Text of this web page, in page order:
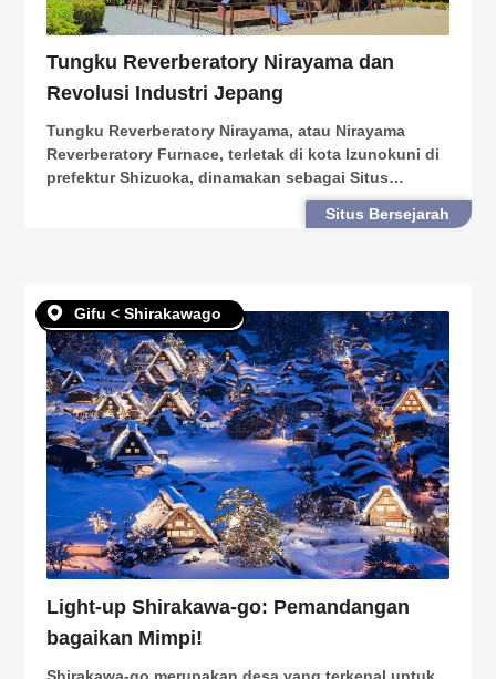
Tungku Reverberatory Nirayama dan
Revolusi Industri Jepang
Tungku Reverberatory Nirayama, atau Nirayama
Reverberatory Furnace, terletak di kota Izunokuni di
prefektur Shizuoka, dinamakan sebagai Situs
Warisan Dunia pada tahun 2015 sebagai salah satu
situs Revolusi Industri Meiji. Tungku ini bergunfsi
Situs Bersejarah
Gifu < Shirakawago
Light-up Shirakawa-go: Pemandangan
bagaikan Mimpi!
Shirakawa-go merupakan desa yang terkenal untuk